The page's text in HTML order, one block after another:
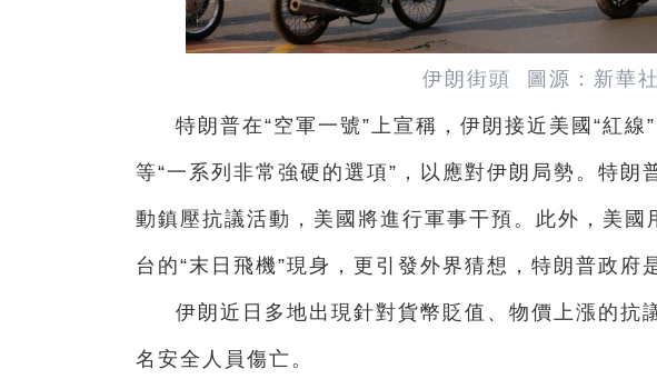
伊朗街頭 圖源：新華社
特朗普在“空軍一號”上宣稱，伊朗接近美國“紅線
等“一系列非常強硬的選項”，以應對伊朗局勢。特朗
動鎮壓抗議活動，美國將進行軍事干預。此外，美國
台的“末日飛機”現身，更引發外界猜想，特朗普政府
伊朗近日多地出現針對貨幣貶值、物價上漲的抗
名安全人員傷亡。